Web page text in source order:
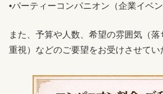
•パーティーコンパニオン（企業イベ
また、予算や人数、希望の雰囲気（
重視）などのご要望をお受けさせてい